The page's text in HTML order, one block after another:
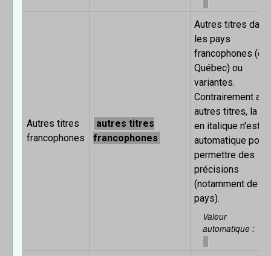
Autres titres
francophones
autres titres
francophones
Autres titres dans
les pays
francophones (ex.
Québec) ou
variantes.
Contrairement aux
autres titres, la
en italique n'est
automatique pour
permettre des
précisions
(notamment de
pays).
Valeur
automatique